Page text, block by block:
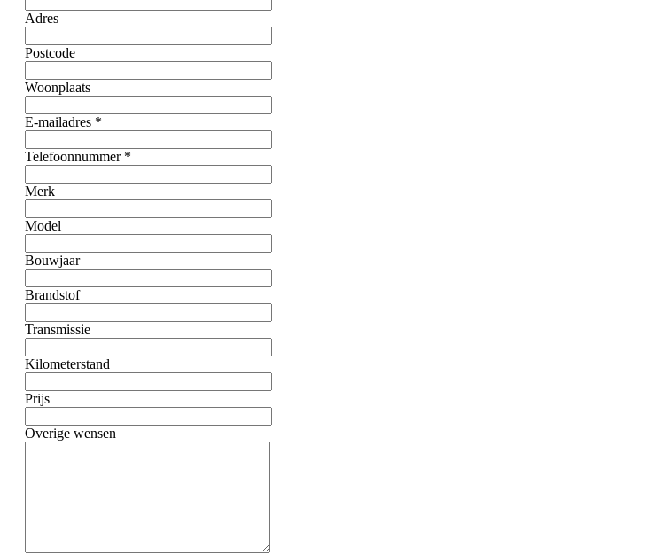
Adres
Postcode
Woonplaats
E-mailadres *
Telefoonnummer *
Merk
Model
Bouwjaar
Brandstof
Transmissie
Kilometerstand
Prijs
Overige wensen